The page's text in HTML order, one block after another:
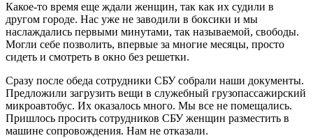
Какое-то время еще ждали женщин, так как их судили в
другом городе. Нас уже не заводили в боксики и мы
наслаждались первыми минутами, так называемой, свободы.
Могли себе позволить, впервые за многие месяцы, просто
сидеть и смотреть в окно без решетки.
Сразу после обеда сотрудники СБУ собрали наши документы.
Предложили загрузить вещи в служебный грузопассажирский
микроавтобус. Их оказалось много. Мы все не помещались.
Пришлось просить сотрудников СБУ женщин разместить в
машине сопровождения. Нам не отказали.